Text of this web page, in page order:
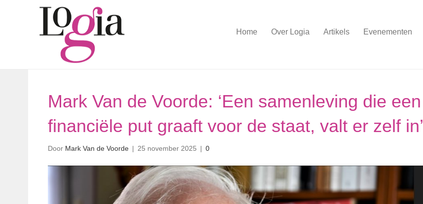
Home Over Logia Artikels Evenementen
Mark Van de Voorde: ‘Een samenleving die een
financiële put graaft voor de staat, valt er zelf in’
Door Mark Van de Voorde | 25 november 2025 | 0